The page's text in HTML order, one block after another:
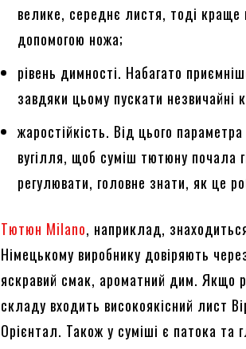
велике, середнє листя, тоді
допомогою ножа;
рівень димності. Набагато
завдяки цьому пускати незвичайні
жаростійкість. Від цього
вугілля, щоб суміш тютюну почала
регулювати, головне знати, як це
Тютюн Milano, наприклад,
Німецькому виробнику довіряють
яскравий смак, ароматний дим. Якщо
складу входить високоякісний лист
Орієнтал. Також у суміші є патока та